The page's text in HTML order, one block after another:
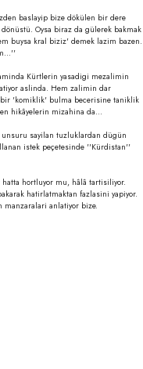
baslayip bize dökülen bir dere
Oysa biraz da gülerek bakmak
buysa kral biziz' demek lazim bazen.
Kürtlerin yasadigi mezalimin
aslinda. Hem zalimin dar
'komiklik' bulma becerisine taniklik
hikâyelerin mizahina da...
sayilan tuzluklardan dügün
istek peçetesinde ''Kürdistan''
hortluyor mu, hâlâ tartisiliyor.
hatirlatmaktan fazlasini yapiyor.
manzaralari anlatiyor bize.